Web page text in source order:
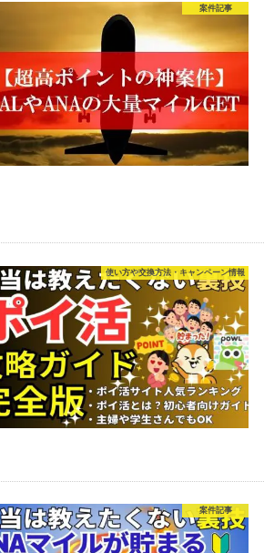
案件記事
使い方や交換方法・キャンペーン情報
案件記事